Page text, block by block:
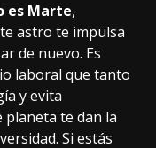
es Marte,
astro te impulsa
de nuevo. Es
laboral que tanto
y evita
te dan la
Si estás